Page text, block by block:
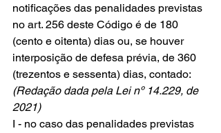
notificações das penalidades previstas
no art. 256 deste Código é de 180
(cento e oitenta) dias ou, se houver
interposição de defesa prévia, de 360
(trezentos e sessenta) dias, contado:
(Redação dada pela Lei nº 14.229, de
2021)
I - no caso das penalidades previstas